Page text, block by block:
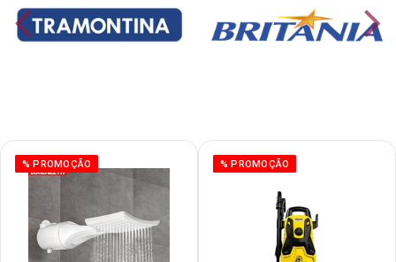
% PROMOÇÃO % PROMOÇÃO